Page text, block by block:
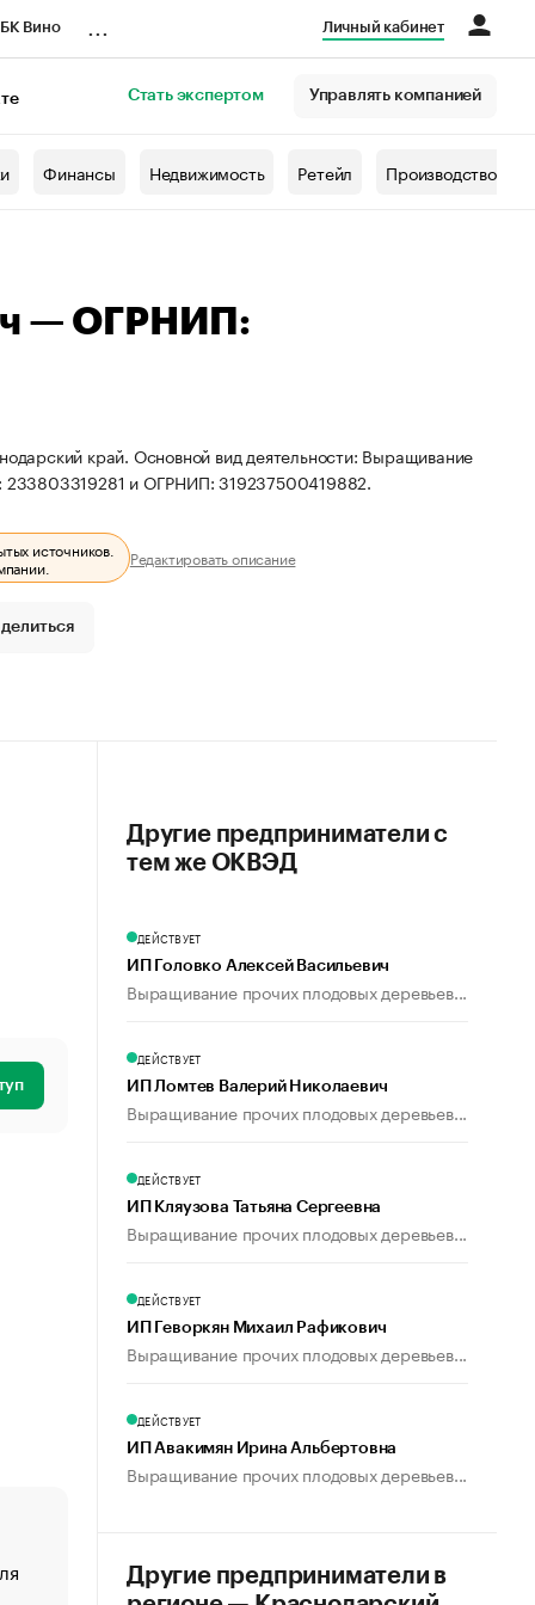
Вино Личный кабинет
Стать экспертом Управлять компанией
Финансы Недвижимость Ретейл Производство
— ОГРНИП:
край. Основной вид деятельности: Выращивание
233803319281 и ОГРНИП: 319237500419882.
источников. Редактировать описание
«От спорта тело стареет иначе». Как живет глава
создавшей GTA
Другие предприниматели с
тем же ОКВЭД
ДЕЙСТВУЕТ
ИП Головко Алексей Васильевич
Выращивание прочих плодовых деревьев...
ДЕЙСТВУЕТ
ИП Ломтев Валерий Николаевич
Выращивание прочих плодовых деревьев...
ДЕЙСТВУЕТ
ИП Кляузова Татьяна Сергеевна
Выращивание прочих плодовых деревьев...
ДЕЙСТВУЕТ
ИП Геворкян Михаил Рафикович
Выращивание прочих плодовых деревьев...
ДЕЙСТВУЕТ
ИП Авакимян Ирина Альбертовна
Выращивание прочих плодовых деревьев...
Другие предприниматели в